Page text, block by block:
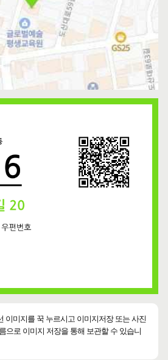
이미지를 꾹 누르시고 이미지저장 또는 사진
으로 이미지 저장을 통해 보관할 수 있습니